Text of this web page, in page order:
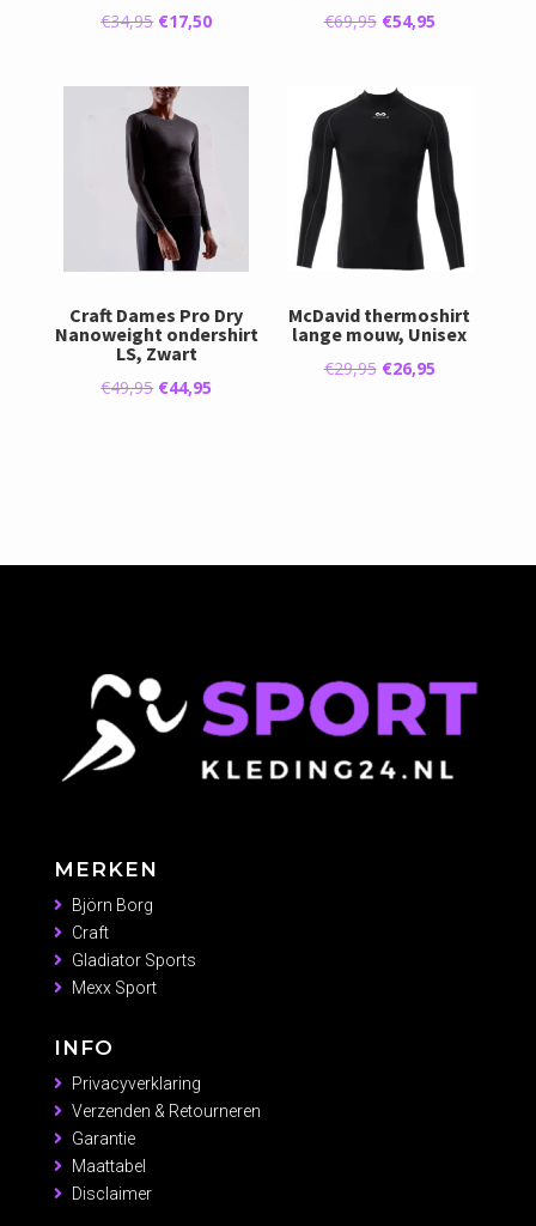
€34,95 Oorspronkelijke
was:
€34,95.
€17,50Huidige
is:
€69,95 Oorspronkelijke
€69,95.
€54,95Huidige
€54,95.
Craft Dames Pro Dry
Nanoweight ondershirt
LS, Zwart
€49,95 Oorspronkelijke
€44,95
McDavid thermoshirt
lange mouw, Unisex
€29,95 Oorspronkelijke
€26,95Huidige
MERKEN
Björn Borg
Craft
Gladiator Sports
Mexx Sport
INFO
Privacyverklaring
Verzenden & Retourneren
Garantie
Maattabel
Disclaimer